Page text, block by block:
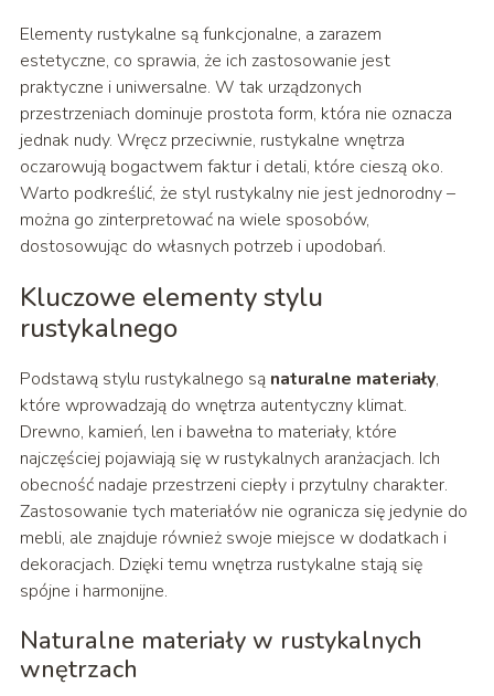
Elementy rustykalne są funkcjonalne, a zarazem
estetyczne, co sprawia, że ich zastosowanie jest
praktyczne i uniwersalne. W tak urządzonych
przestrzeniach dominuje prostota form, która nie oznacza
jednak nudy. Wręcz przeciwnie, rustykalne wnętrza
oczarowują bogactwem faktur i detali, które cieszą oko.
Warto podkreślić, że styl rustykalny nie jest jednorodny –
można go zinterpretować na wiele sposobów,
dostosowując do własnych potrzeb i upodobań.
Kluczowe elementy stylu
rustykalnego
Podstawą stylu rustykalnego są naturalne materiały,
które wprowadzają do wnętrza autentyczny klimat.
Drewno, kamień, len i bawełna to materiały, które
najczęściej pojawiają się w rustykalnych aranżacjach. Ich
obecność nadaje przestrzeni ciepły i przytulny charakter.
Zastosowanie tych materiałów nie ogranicza się jedynie do
mebli, ale znajduje również swoje miejsce w dodatkach i
dekoracjach. Dzięki temu wnętrza rustykalne stają się
spójne i harmonijne.
Naturalne materiały w rustykalnych
wnętrzach